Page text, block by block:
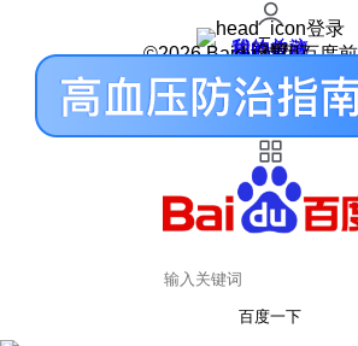
登录
我的关注
我的收藏
皮肤中心
用户反馈
设置
©2026 Baidu 使用百度
百度一下